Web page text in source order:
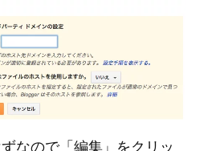
なので「編集」をクリッ